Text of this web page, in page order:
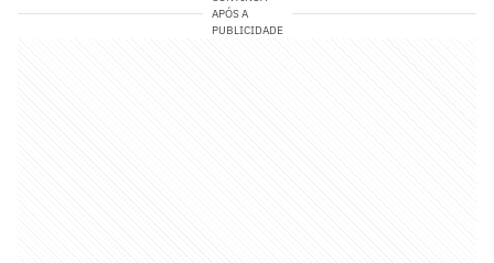
APÓS A
PUBLICIDADE